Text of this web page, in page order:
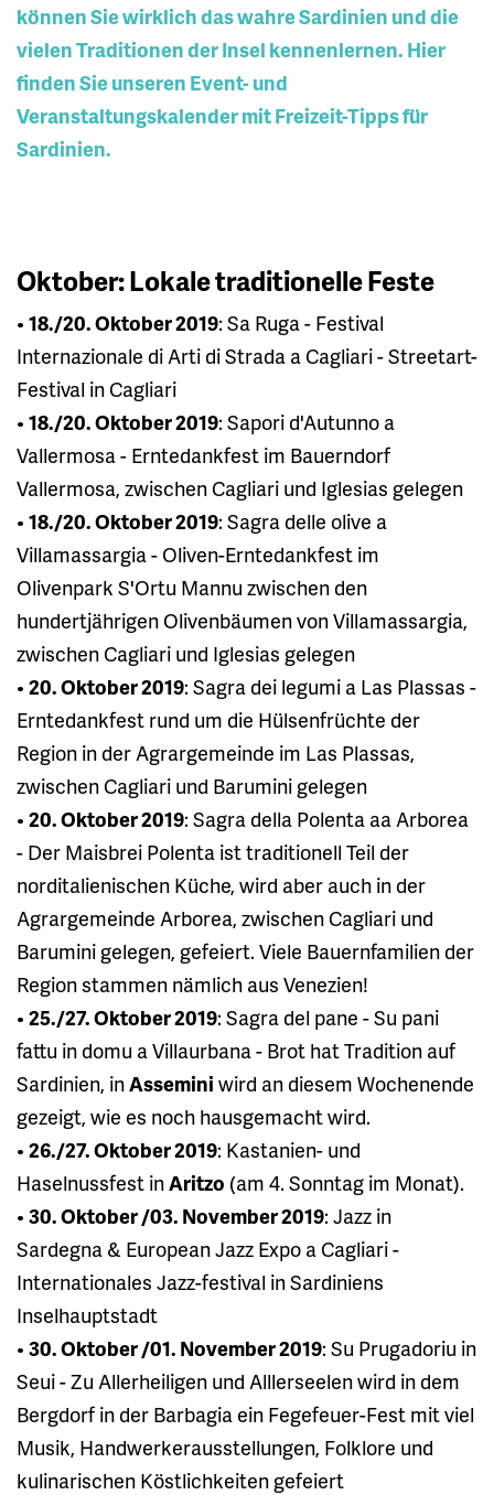
können Sie wirklich das wahre Sardinien und die
vielen Traditionen der Insel kennenlernen. Hier
finden Sie unseren Event- und
Veranstaltungskalender mit Freizeit-Tipps für
Sardinien.
Oktober: Lokale traditionelle Feste
• 18./20. Oktober 2019: Sa Ruga - Festival
Internazionale di Arti di Strada a Cagliari - Streetart-
Festival in Cagliari
• 18./20. Oktober 2019: Sapori d'Autunno a
Vallermosa - Erntedankfest im Bauerndorf
Vallermosa, zwischen Cagliari und Iglesias gelegen
• 18./20. Oktober 2019: Sagra delle olive a
Villamassargia - Oliven-Erntedankfest im
Olivenpark S'Ortu Mannu zwischen den
hundertjährigen Olivenbäumen von Villamassargia,
zwischen Cagliari und Iglesias gelegen
• 20. Oktober 2019: Sagra dei legumi a Las Plassas -
Erntedankfest rund um die Hülsenfrüchte der
Region in der Agrargemeinde im Las Plassas,
zwischen Cagliari und Barumini gelegen
• 20. Oktober 2019: Sagra della Polenta aa Arborea
- Der Maisbrei Polenta ist traditionell Teil der
norditalienischen Küche, wird aber auch in der
Agrargemeinde Arborea, zwischen Cagliari und
Barumini gelegen, gefeiert. Viele Bauernfamilien der
Region stammen nämlich aus Venezien!
• 25./27. Oktober 2019: Sagra del pane - Su pani
fattu in domu a Villaurbana - Brot hat Tradition auf
Sardinien, inAssemini wird an diesem Wochenende
gezeigt, wie es noch hausgemacht wird.
• 26./27. Oktober 2019: Kastanien- und
Haselnussfest inAritzo (am 4. Sonntag im Monat).
• 30. Oktober /03. November 2019: Jazz in
Sardegna & European Jazz Expo a Cagliari -
Internationales Jazz-festival in Sardiniens
Inselhauptstadt
• 30. Oktober /01. November 2019: Su Prugadoriu in
Seui - Zu Allerheiligen und Alllerseelen wird in dem
Bergdorf in der Barbagia ein Fegefeuer-Fest mit viel
Musik, Handwerkerausstellungen, Folklore und
kulinarischen Köstlichkeiten gefeiert